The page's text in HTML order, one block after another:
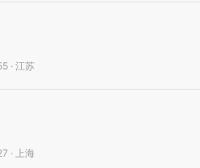
· 江苏
· 上海